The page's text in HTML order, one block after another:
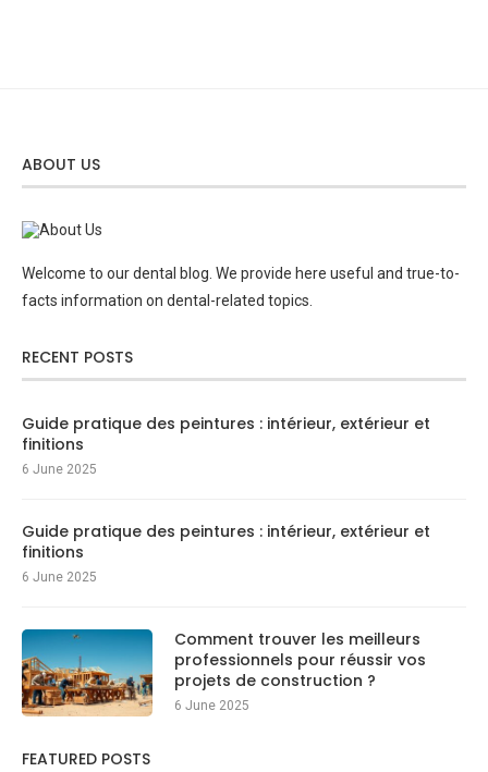
ABOUT US
Welcome to our dental blog. We provide here useful and true-to-
facts information on dental-related topics.
RECENT POSTS
Guide pratique des peintures : intérieur, extérieur et
finitions
6 June 2025
Guide pratique des peintures : intérieur, extérieur et
finitions
6 June 2025
Comment trouver les meilleurs
professionnels pour réussir vos
projets de construction ?
6 June 2025
FEATURED POSTS